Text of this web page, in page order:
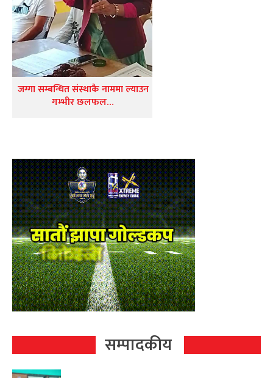
जग्गा सम्बन्धित संस्थाकै नाममा ल्याउन
गम्भीर छलफल…
सम्पादकीय